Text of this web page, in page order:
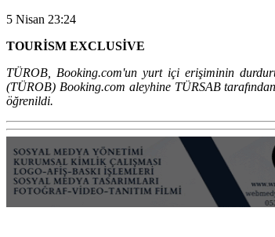
5 Nisan 23:24
TOURİSM EXCLUSİVE
TÜROB, Booking.com'un yurt içi erişiminin
(TÜROB) Booking.com aleyhine TÜRSAB
öğrenildi.